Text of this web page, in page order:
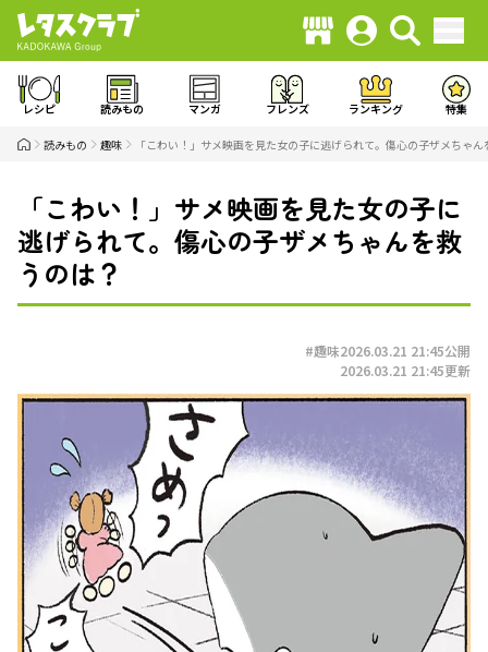
レシピ 読みもの マンガ フレンズ ランキング 特集
読みもの 趣味 「こわい！」サメ映画を見た女の子に逃げられて。傷心の子ザメちゃ
「こわい！」サメ映画を見た女の子に
逃げられて。傷心の子ザメちゃんを救
うのは？
#趣味2026.03.21 21:45公開
2026.03.21 21:45更新